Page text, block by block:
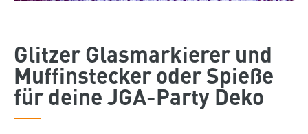
Glitzer Glasmarkierer und
Muffinstecker oder Spieße
für deine JGA-Party Deko